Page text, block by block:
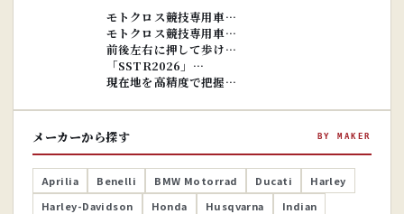
モトクロス競技専用車…
モトクロス競技専用車…
前後左右に押して歩け…
「SSTR2026」…
現在地を高精度で把握…
メーカーから探す BY MAKER
Aprilia Benelli BMW Motorrad Ducati
Harley
Harley-Davidson
Honda Husqvarna
Indian